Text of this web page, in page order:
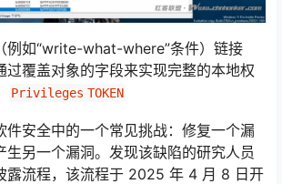
例如“write-what-where”条件）链接
过覆盖对象的字段来实现完整的本地权
Privileges TOKEN
件安全中的一个常见挑战：修复一个漏
生另一个漏洞。发现该缺陷的研究人员
露流程，该流程于 2025 年 4 月 8 日开